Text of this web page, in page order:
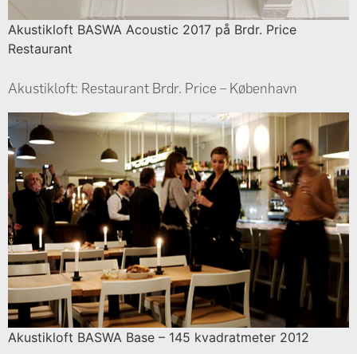
Akustikloft BASWA Acoustic 2017 på Brdr. Price
Restaurant
Akustikloft: Restaurant Brdr. Price – København
Akustikloft BASWA Base – 145 kvadratmeter 2012